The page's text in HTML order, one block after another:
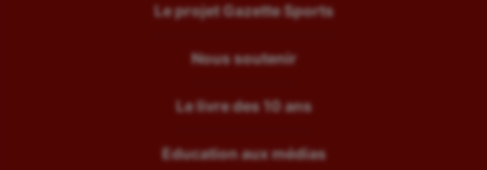
Le projet Gazette Sports
Nous soutenir
Le livre des 10 ans
Education aux médias